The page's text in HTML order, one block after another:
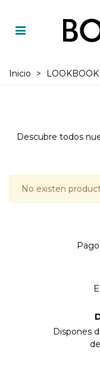
Inicio > LOOKBOOK
Descubre todos
No existen
Dispones